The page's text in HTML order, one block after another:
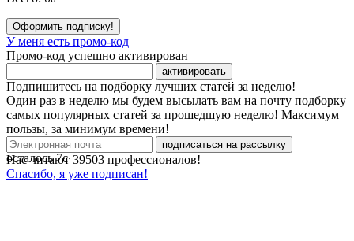
Оформить подписку!
У меня есть промо-код
Промо-код успешно активирован
активировать
Подпишитесь на подборку лучших статей за неделю!
Один раз в неделю мы будем высылать вам на почту подборку
самых популярных статей за прошедшую неделю! Максимум
пользы, за минимум времени!
подписаться на рассылку
Нас читают 39503 профессионалов!
Спасибо, я уже подписан!
осталось7с